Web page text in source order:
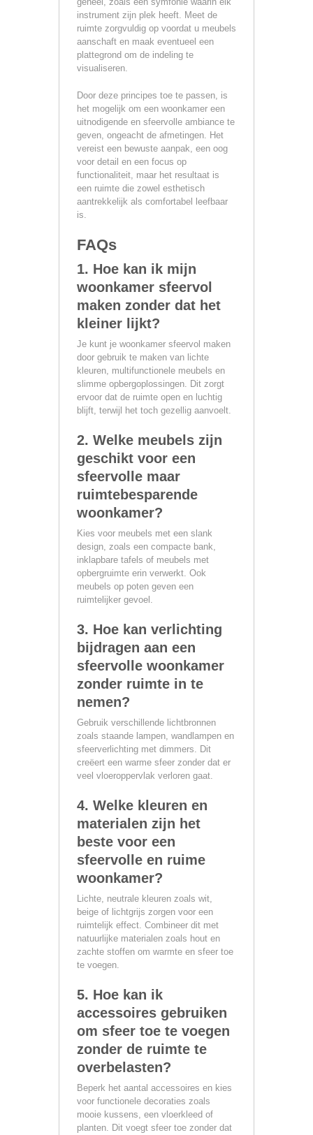
instrument zijn plek heeft. Meet de
ruimte zorgvuldig op voordat u meubels
aanschaft en maak eventueel een
plattegrond om de indeling te
visualiseren.
Door deze principes toe te passen, is
het mogelijk om een woonkamer een
uitnodigende en sfeervolle ambiance te
geven, ongeacht de afmetingen. Het
vereist een bewuste aanpak, een oog
voor detail en een focus op
functionaliteit, maar het resultaat is
een ruimte die zowel esthetisch
aantrekkelijk als comfortabel leefbaar
is.
FAQs
1. Hoe kan ik mijn
woonkamer sfeervol
maken zonder dat het
kleiner lijkt?
Je kunt je woonkamer sfeervol maken
door gebruik te maken van lichte
kleuren, multifunctionele meubels en
slimme opbergoplossingen. Dit zorgt
ervoor dat de ruimte open en luchtig
blijft, terwijl het toch gezellig aanvoelt.
2. Welke meubels zijn
geschikt voor een
sfeervolle maar
ruimtebesparende
woonkamer?
Kies voor meubels met een slank
design, zoals een compacte bank,
inklapbare tafels of meubels met
opbergruimte erin verwerkt. Ook
meubels op poten geven een
ruimtelijker gevoel.
3. Hoe kan verlichting
bijdragen aan een
sfeervolle woonkamer
zonder ruimte in te
nemen?
Gebruik verschillende lichtbronnen
zoals staande lampen, wandlampen en
sfeerverlichting met dimmers. Dit
creëert een warme sfeer zonder dat er
veel vloeroppervlak verloren gaat.
4. Welke kleuren en
materialen zijn het
beste voor een
sfeervolle en ruime
woonkamer?
Lichte, neutrale kleuren zoals wit,
beige of lichtgrijs zorgen voor een
ruimtelijk effect. Combineer dit met
natuurlijke materialen zoals hout en
zachte stoffen om warmte en sfeer toe
te voegen.
5. Hoe kan ik
accessoires gebruiken
om sfeer toe te voegen
zonder de ruimte te
overbelasten?
Beperk het aantal accessoires en kies
voor functionele decoraties zoals
mooie kussens, een vloerkleed of
planten. Dit voegt sfeer toe zonder dat